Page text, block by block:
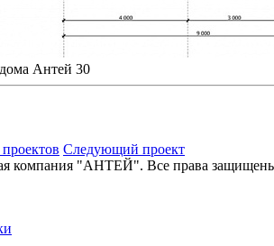
Антей 30
Следующий проект
компания "АНТЕЙ". Все права